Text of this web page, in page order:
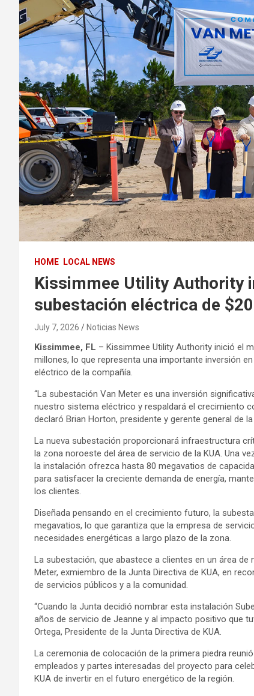
HOME LOCAL NEWS
Kissimmee Utility Authority
subestación eléctrica de
July 7, 2026 Noticias News
Kissimmee, FL – Kissimmee Utility Authority inició el
millones, lo que representa una importante inversión
eléctrico de la compañía.
“La subestación Van Meter es una inversión
nuestro sistema eléctrico y respaldará el crecimiento
declaró Brian Horton, presidente y gerente general de la
La nueva subestación proporcionará infraestructura
la zona noroeste del área de servicio de la KUA. Una
la instalación ofrezca hasta 80 megavatios de
para satisfacer la creciente demanda de energía,
los clientes.
Diseñada pensando en el crecimiento futuro, la
megavatios, lo que garantiza que la empresa de
necesidades energéticas a largo plazo de la zona.
La subestación, que abastece a clientes en un área
Meter, exmiembro de la Junta Directiva de KUA, en
de servicios públicos y a la comunidad.
“Cuando la Junta decidió nombrar esta instalación
años de servicio de Jeanne y al impacto positivo que
Ortega, Presidente de la Junta Directiva de KUA.
La ceremonia de colocación de la primera piedra
empleados y partes interesadas del proyecto para
KUA de invertir en el futuro energético de la región.